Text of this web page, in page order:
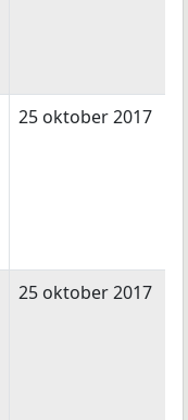
25 oktober 2017
25 oktober 2017